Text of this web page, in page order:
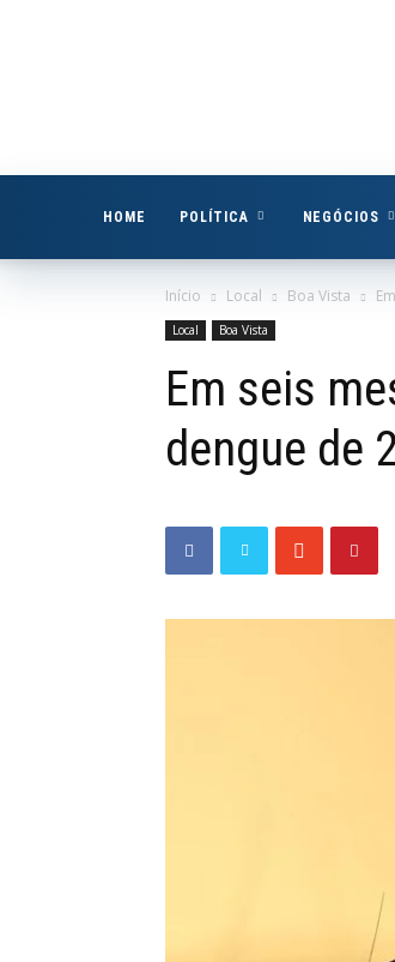
HOME POLÍTICA NEGÓCIOS
Início Local Boa Vista
Local Boa Vista
Em seis
dengue de